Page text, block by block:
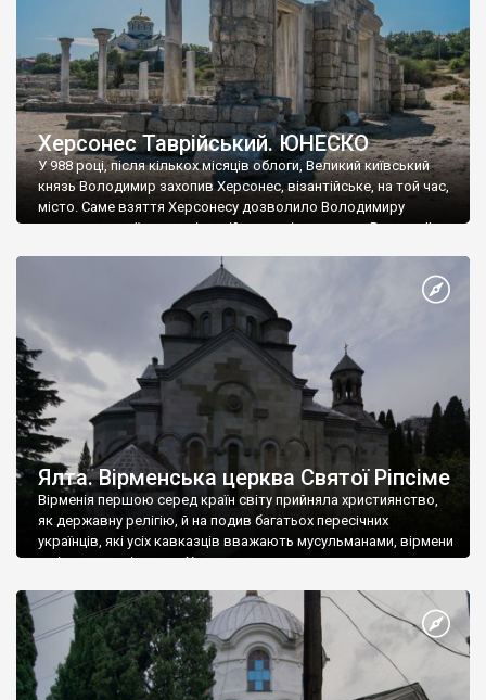
Херсонес Таврійський. ЮНЕСКО
У 988 році, після кількох місяців облоги, Великий київський
князь Володимир захопив Херсонес, візантійське, на той час,
місто. Саме взяття Херсонесу дозволило Володимиру
диктувати свої умови візантійському імператору Василю ІІ, та
Херсонесі Володимир-язичник, став Василем-християнином.
А потім було Хрещення Русі. На честь Херсонесу Таврійського
Ялта. Вірменська церква Святої Ріпсіме
Вірменія першою серед країн світу прийняла християнство,
як державну релігію, й на подив багатьох пересічних
українців, які усіх кавказців вважають мусульманами, вірмени
є відданими вірянами Христа